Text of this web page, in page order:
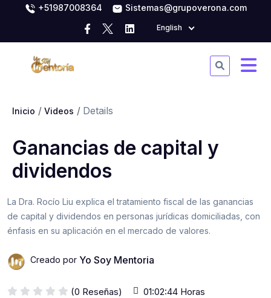
+51987008364 Sistemas@grupoverona.com
English
Inicio Videos Details
Ganancias de capital y
dividendos
La Dra. Rocío Liu explica el tratamiento fiscal de las ganancias
de capital y dividendos en personas jurídicas domiciliadas, con
énfasis en su aplicación en el mercado de valores.
Creado por Yo Soy Mentoria
(0 Reseñas) 01:02:44 Horas